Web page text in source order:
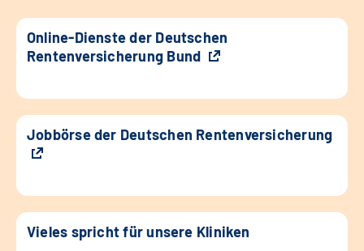
Online-Dienste der Deutschen
Rentenversicherung Bund
Jobbörse der Deutschen Rentenversicherung
Vieles spricht für unsere Kliniken